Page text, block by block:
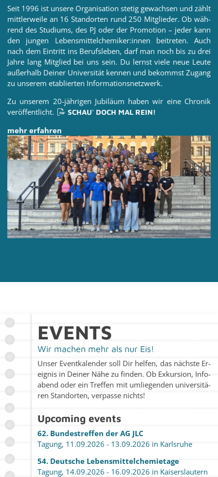
Seit 1996 ist un­se­re Or­ga­ni­sa­ti­on ste­tig ge­wach­sen und zählt
mitt­ler­wei­le an 16 Stand­or­ten rund 250 Mit­glie­der. Ob wäh­
rend des Stu­di­ums, des PJ oder der Pro­mo­ti­on – jeder kann
den jun­gen Le­bens­mit­tel­che­mi­ker:innen bei­tre­ten. Auch
nach dem Ein­tritt ins Be­rufs­le­ben, darf man noch bis zu drei
Jahre lang Mit­glied bei uns sein. Du lernst viele neue Leute
au­ßer­halb Dei­ner Uni­ver­si­tät ken­nen und be­kommst Zu­gang
zu un­se­rem eta­blier­ten In­for­ma­ti­ons­netz­werk.
Zu un­se­rem 20-jäh­ri­gen Ju­bi­lä­um haben wir eine Chro­nik
ver­öf­fent­licht.
SCHAU' DOCH MAL REIN!
mehr er­fah­ren
EVENTS
Wir ma­chen mehr als nur Eis!
Unser Event­ka­len­der soll Dir hel­fen, das nächs­te Er­
eig­nis in Dei­ner Nähe zu fin­den. Ob Ex­kur­si­on, In­fo­
abend oder ein Tref­fen mit um­lie­gen­den uni­ver­si­tä­
ren Stand­or­ten, ver­pas­se nichts!
Up­co­ming events
62. Bun­des­tref­fen der AG JLC
Ta­gung, 11.09.2026 - 13.09.2026 in Karls­ru­he
54. Deut­sche Le­bens­mit­tel­che­mieta­ge
Ta­gung, 14.09.2026 - 16.09.2026 in Kai­sers­lau­tern